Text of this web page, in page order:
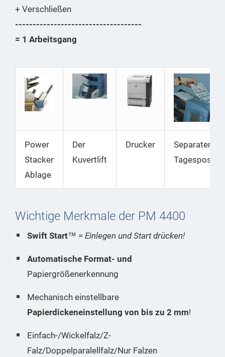
+ Verschließen
------------------------------------
= 1 Arbeitsgang
Power
Stacker
Ablage
Der
Kuvertlift
Drucker
Separater
Wichtige Merkmale der PM 4400
Swift Start™ = Einlegen und Start drücken!
Automatische Format- und
Papiergrößenerkennung
Mechanisch einstellbare
Papierdickeneinstellung von bis zu 2 mm!
Einfach-/Wickelfalz/Z-
Falz/Doppelparalellfalz/Nur Falzen